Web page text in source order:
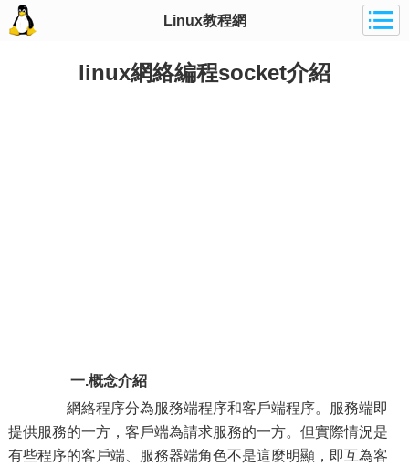
Linux教程網
linux網絡編程socket介紹
一.概念介紹
網絡程序分為服務端程序和客戶端程序。服務端即
提供服務的一方，客戶端為請求服務的一方。但實際情況是
有些程序的客戶端、服務器端角色不是這麼明顯，即互為客